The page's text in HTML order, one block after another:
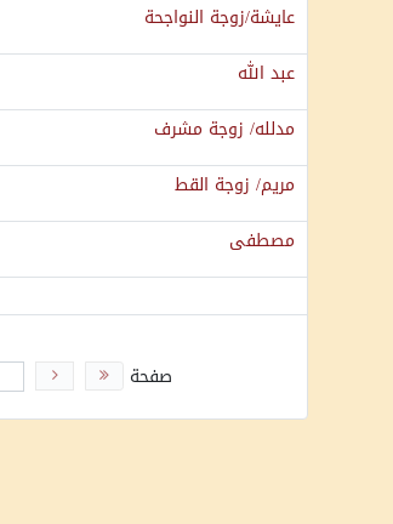
عايشة/زوجة النواجحة
عبد الله
مدلله/ زوجة مشرف
مريم/ زوجة القط
مصطفى
صفحة